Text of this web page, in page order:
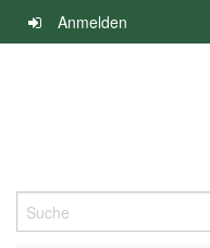
Navigation
überspringen
Anmelden
Suche